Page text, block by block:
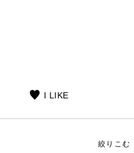
I LIKE
絞りこむ